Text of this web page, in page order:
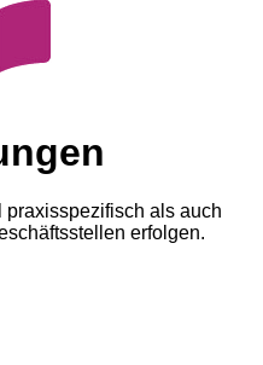
als auch
erfolgen.